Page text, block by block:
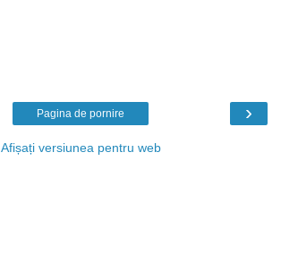
›
Pagina de pornire
Afișați versiunea pentru web